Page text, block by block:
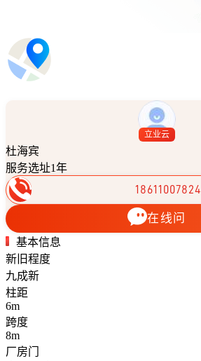
立业云
杜海宾
服务选址1年
18611007824
在线问
基本信息
新旧程度
九成新
柱距
6m
跨度
8m
厂房门